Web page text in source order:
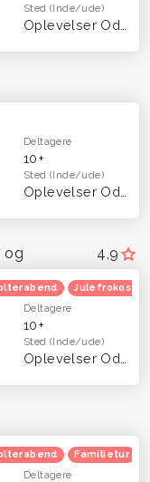
Sted(Inde/ude)
Deltagere
10+
Sted(Inde/ude)
4,9
og
Julefrokost
Deltagere
10+
Sted(Inde/ude)
Familietur
Deltagere